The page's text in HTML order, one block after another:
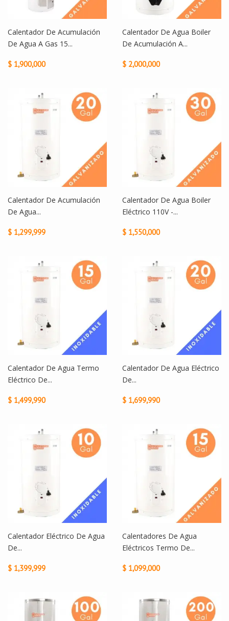
Calentador De Acumulación
De Agua A Gas 15...
$ 1,900,000
Calentador De Agua Boiler
De Acumulación A...
$ 2,000,000
Calentador De Acumulación
De Agua...
$ 1,299,999
Calentador De Agua Boiler
Eléctrico 110V -...
$ 1,550,000
Calentador De Agua Termo
Eléctrico De...
$ 1,499,990
Calentador De Agua Eléctrico
De...
$ 1,699,990
Calentador Eléctrico De Agua
De...
$ 1,399,999
Calentadores De Agua
Eléctricos Termo De...
$ 1,099,000